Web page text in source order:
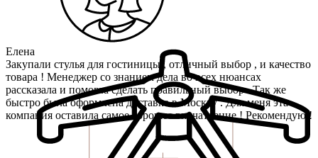
Елена
Закупали стулья для гостиницы , отличный выбор , и качество
товара ! Менеджер со знанием дела во всех нюансах
рассказала и помогла сделать правильный выбор . Так же
быстро была оформлена доставка в Москву . Для меня эта
компания оставила самое хорошее впечатление ! Рекомендую !